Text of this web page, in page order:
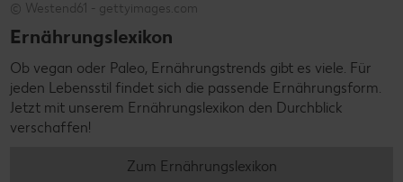
© Westend61 - gettyimages.com
Ernährungslexikon
Ob vegan oder Paleo, Ernährungstrends gibt es viele. Für
jeden Lebensstil findet sich die passende Ernährungsform.
Jetzt mit unserem Ernährungslexikon den Durchblick
verschaffen!
Zum Ernährungslexikon